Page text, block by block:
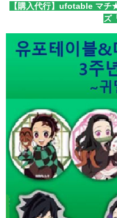
【購入代行】ufotable マ
ズ